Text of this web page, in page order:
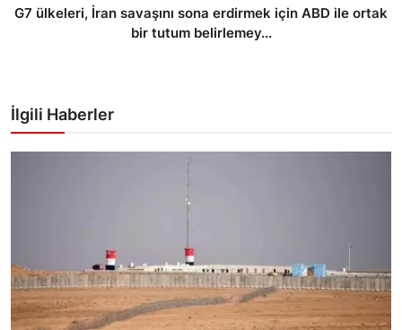
G7 ülkeleri, İran savaşını sona erdirmek için ABD ile ortak
bir tutum belirlemey...
İlgili Haberler